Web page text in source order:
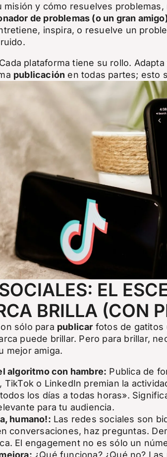
misión y cómo resuelves
de problemas (o un gran
inspira, o resuelve un
Cada plataforma tiene su rollo.
publicación en todas partes; esto
EL
BRILLA (CON
sólo para publicar fotos de gatitos
puede brillar. Pero para brillar,
mejor amiga.
algoritmo con hambre: Publica de
TikTok o LinkedIn premian la
los días a todas horas».
para tu audiencia.
humano!: Las redes sociales son
conversaciones, haz preguntas.
El engagement no es sólo un
¿Qué funciona? ¿Qué no?